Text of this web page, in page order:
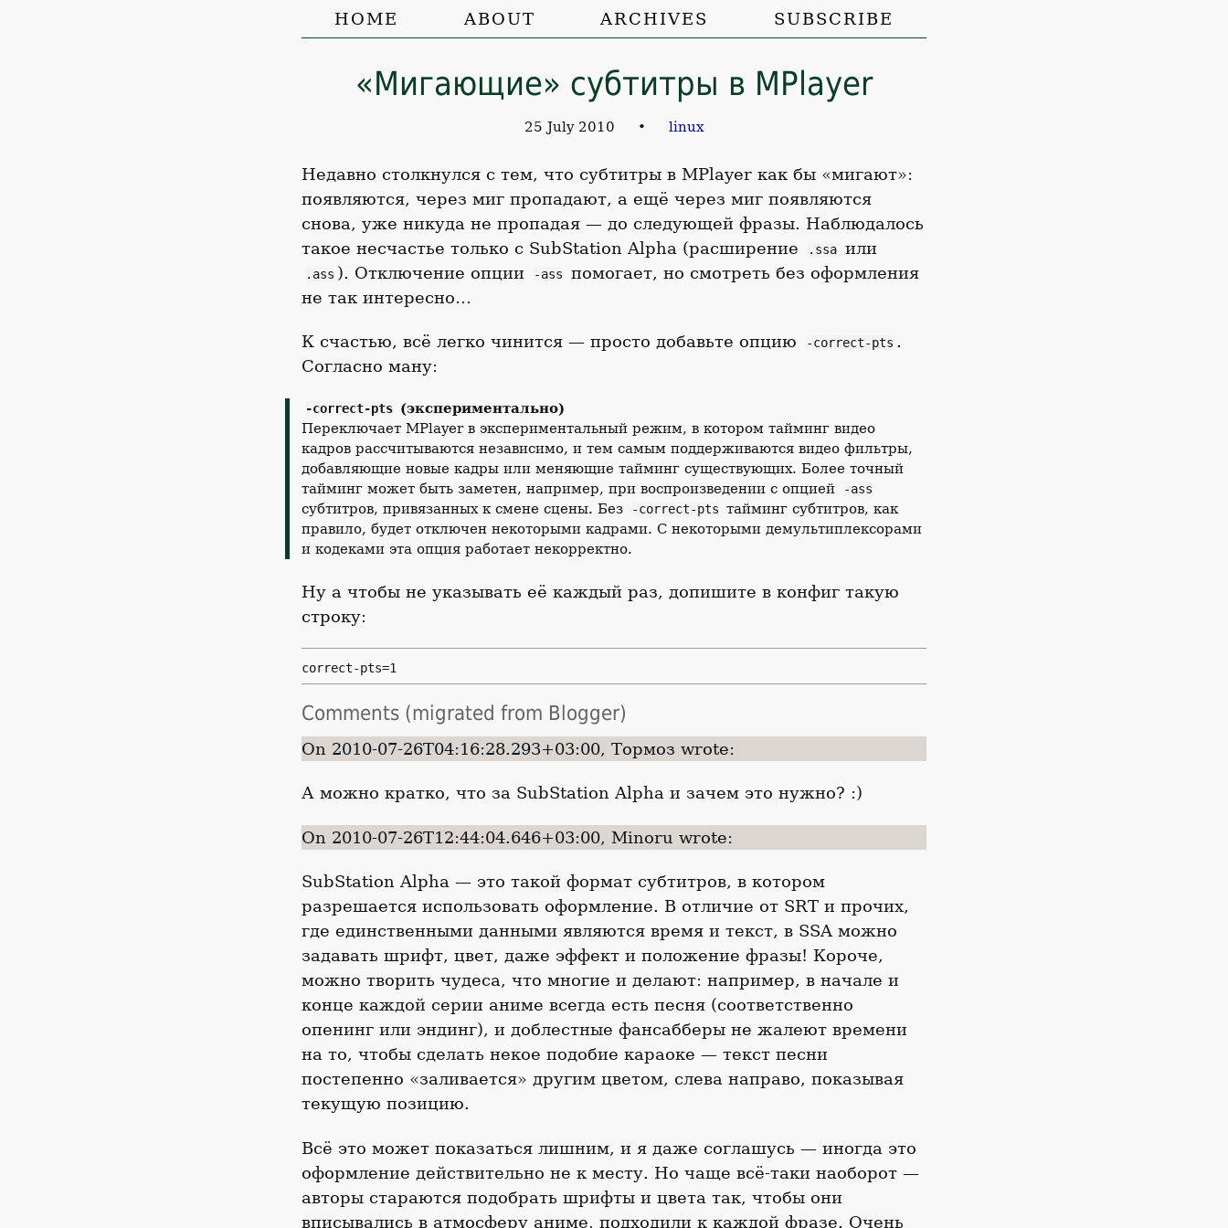
HOME ABOUT ARCHIVES SUBSCRIBE
«Мигающие» субтитры в MPlayer
25 July 2010 • linux
Недавно столкнулся с тем, что субтитры в MPlayer как бы «мигают»:
появляются, через миг пропадают, а ещё через миг появляются
снова, уже никуда не пропадая — до следующей фразы. Наблюдалось
такое несчастье только с SubStation Alpha (расширение
.ssa или
.ass ). Отключение опции -ass
помогает, но смотреть без оформления
не так интересно…
К счастью, всё легко чинится — просто добавьте опцию -correct-pts .
Согласно ману:
-correct-pts (экспериментально)
Переключает MPlayer в экспериментальный режим, в котором тайминг видео
кадров рассчитываются независимо, и тем самым поддерживаются видео фильтры,
добавляющие новые кадры или меняющие тайминг существующих. Более точный
тайминг может быть заметен, например, при воспроизведении с опцией
-ass
субтитров, привязанных к смене сцены. Без -correct-pts тайминг субтитров, как
правило, будет отключен некоторыми кадрами. С некоторыми демультиплексорами
и кодеками эта опция работает некорректно.
Ну а чтобы не указывать её каждый раз, допишите в конфиг такую
строку:
correct-pts=1
Comments (migrated from Blogger)
On 2010-07-26T04:16:28.293+03:00, Тормоз wrote:
А можно кратко, что за SubStation Alpha и зачем это нужно? :)
On 2010-07-26T12:44:04.646+03:00, Minoru wrote:
SubStation Alpha — это такой формат субтитров, в котором
разрешается использовать оформление. В отличие от SRT и прочих,
где единственными данными являются время и текст, в SSA можно
задавать шрифт, цвет, даже эффект и положение фразы! Короче,
можно творить чудеса, что многие и делают: например, в начале и
конце каждой серии аниме всегда есть песня (соответственно
опенинг или эндинг), и доблестные фансабберы не жалеют времени
на то, чтобы сделать некое подобие караоке — текст песни
постепенно «заливается» другим цветом, слева направо, показывая
текущую позицию.
Всё это может показаться лишним, и я даже соглашусь — иногда это
оформление действительно не к месту. Но чаще всё-таки наоборот —
авторы стараются подобрать шрифты и цвета так, чтобы они
вписывались в атмосферу аниме, подходили к каждой фразе. Очень